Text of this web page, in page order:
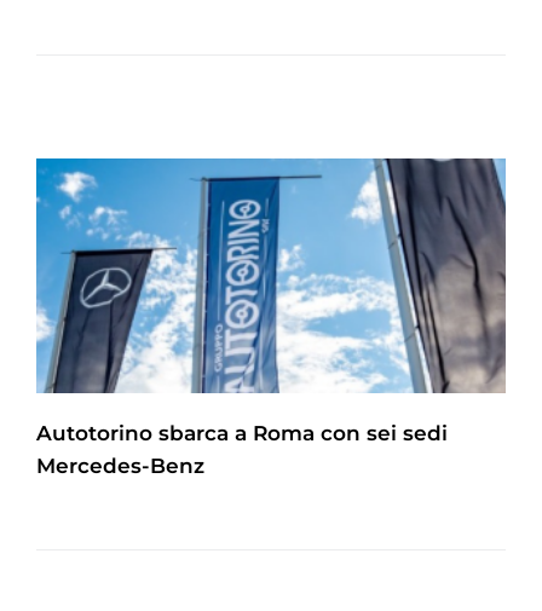
Autotorino sbarca a Roma con sei sedi
Mercedes-Benz